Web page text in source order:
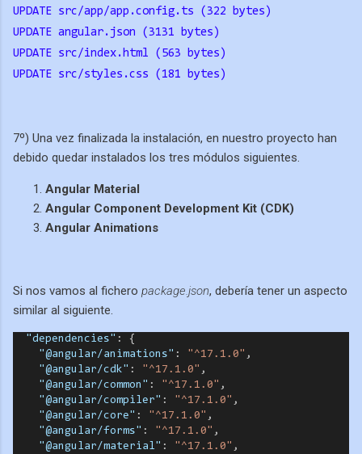
UPDATE src/app/app.config.ts (322 bytes)
UPDATE angular.json (3131 bytes)
UPDATE src/index.html (563 bytes)
UPDATE src/styles.css (181 bytes)
7º) Una vez finalizada la instalación, en nuestro proyecto han
debido quedar instalados los tres módulos siguientes.
Angular Material
Angular Component Development Kit (CDK)
Angular Animations
Si nos vamos al fichero package.json, debería tener un aspecto
similar al siguiente.
"dependencies" : {
"@angular/animations" : "^17.1.0" ,
"@angular/cdk" : "^17.1.0" ,
"@angular/common" : "^17.1.0" ,
"@angular/compiler" : "^17.1.0" ,
"@angular/core" : "^17.1.0" ,
"@angular/forms" : "^17.1.0" ,
"@angular/material" : "^17.1.0" ,